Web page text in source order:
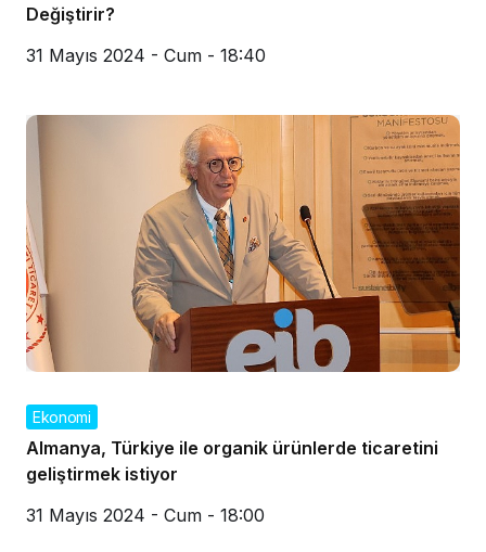
Değiştirir?
31 Mayıs 2024 - Cum - 18:40
Ekonomi
Almanya, Türkiye ile organik ürünlerde ticaretini
geliştirmek istiyor
31 Mayıs 2024 - Cum - 18:00